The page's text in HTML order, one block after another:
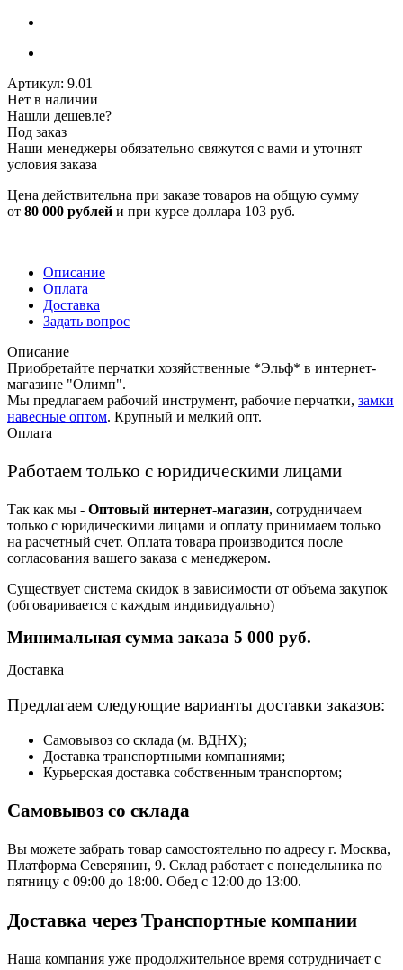
Артикул: 9.01
Нет в наличии
Нашли дешевле?
Под заказ
Наши менеджеры обязательно свяжутся с вами и уточнят
условия заказа
Цена действительна при заказе товаров на общую сумму
от 80 000 рублей и при курсе доллара 103 руб.
Описание
Оплата
Доставка
Задать вопрос
Описание
Приобретайте перчатки хозяйственные *Эльф* в интернет-
магазине "Олимп".
Мы предлагаем рабочий инструмент, рабочие перчатки, замки
навесные оптом. Крупный и мелкий опт.
Оплата
Работаем только с юридическими лицами
Так как мы - Оптовый интернет-магазин, сотрудничаем
только с юридическими лицами и оплату принимаем только
на расчетный счет. Оплата товара производится после
согласования вашего заказа с менеджером.
Существует система скидок в зависимости от объема закупок
(обговаривается с каждым индивидуально)
Минимальная сумма заказа 5 000 руб.
Доставка
Предлагаем следующие варианты доставки заказов:
Самовывоз со склада (м. ВДНХ);
Доставка транспортными компаниями;
Курьерская доставка собственным транспортом;
Самовывоз со склада
Вы можете забрать товар самостоятельно по адресу г. Москва,
Платформа Северянин, 9. Склад работает с понедельника по
пятницу с 09:00 до 18:00. Обед с 12:00 до 13:00.
Доставка через Транспортные компании
Наша компания уже продолжительное время сотрудничает с